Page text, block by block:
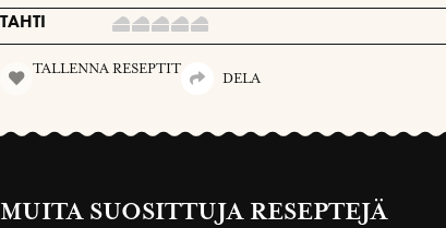
TAHTI
TALLENNA RESEPTIT
DELA
MUITA SUOSITTUJA RESEPTEJÄ